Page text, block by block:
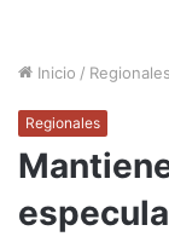
Inicio / Regionales
Regionales